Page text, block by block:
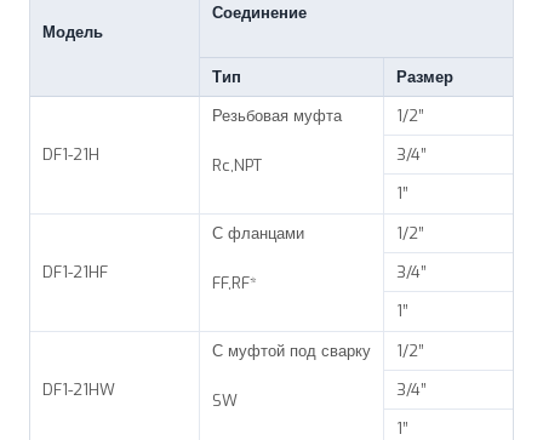
Модель
Соединение
Тип Размер
DF1-21H
Резьбовая муфта
Rc,NPT
1/2”
3/4”
1”
DF1-21HF
С фланцами
FF,RF*
1/2”
3/4”
1”
DF1-21HW
С муфтой под сварку
SW
1/2”
3/4”
1”